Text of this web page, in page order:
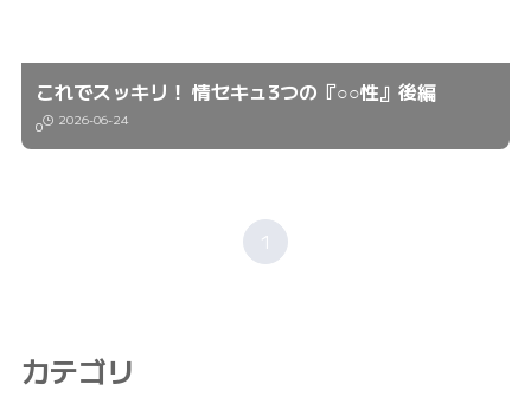
これでスッキリ！ 情セキュ3つの『○○性』後編
0 2026-06-24
1
カテゴリ